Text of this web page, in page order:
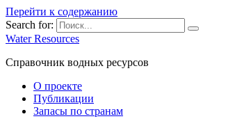
Перейти к содержанию
Search for:
Water Resources
Справочник водных ресурсов
О проекте
Публикации
Запасы по странам